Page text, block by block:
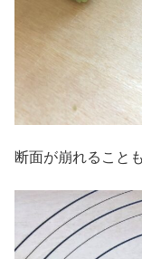
断面が崩れること